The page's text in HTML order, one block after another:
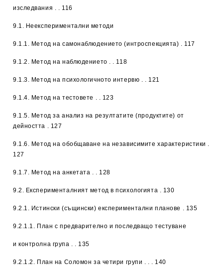
изследвания . . 116
9.1. Неекспериментални методи
9.1.1. Метод на самонаблюдението (интроспекцията) . 117
9.1.2. Метод на наблюдението . . 118
9.1.3. Метод на психологичното интервю . . 121
9.1.4. Метод на тестовете . . 123
9.1.5. Метод за анализ на резултатите (продуктите) от
дейността . 127
9.1.6. Метод на обобщаване на независимите характеристики .
127
9.1.7. Метод на анкетата . . 128
9.2. Експерименталният метод в психологията . 130
9.2.1. Истински (същински) експериментални планове . 135
9.2.1.1. План с предварително и последващо тестуване
и контролна група . . 135
9.2.1.2. План на Соломон за четири групи . . . 140